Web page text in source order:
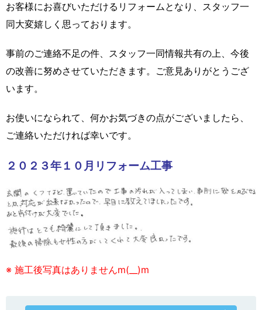
お客様にお喜びいただけるリフォームとなり、スタッフ一
同大変嬉しく思っております。
事前のご連絡不足の件、スタッフ一同情報共有の上、今後
の改善に努めさせていただきます。ご意見ありがとうござ
います。
お使いになられて、何かお気づきの点がございましたら、
ご連絡いただければ幸いです。
２０２３年１０月リフォーム工事
※ 施工後写真はありませんm(__)m